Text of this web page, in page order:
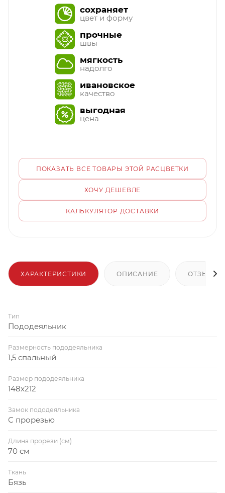
сохраняет
цвет и форму
прочные
швы
мягкость
надолго
ивановское
качество
выгодная
цена
ПОКАЗАТЬ ВСЕ ТОВАРЫ ЭТОЙ РАСЦВЕТКИ
ХОЧУ ДЕШЕВЛЕ
КАЛЬКУЛЯТОР ДОСТАВКИ
ХАРАКТЕРИСТИКИ ОПИСАНИЕ ОТЗЫВЫ
Тип
Пододеяльник
Размерность пододеяльника
1,5 спальный
Размер пододеяльника
148x212
Замок пододеяльника
С прорезью
Длина прорези (см)
70 см
Ткань
Бязь